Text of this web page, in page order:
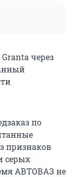
через
по
признаков
серых
АВТОВАЗ не